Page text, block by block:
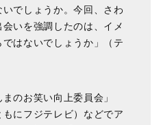
でしょうか。今回、さわ
いを強調したのは、イメ
はないでしょうか」（テ
のお笑い向上委員会」
もにフジテレビ）などでア